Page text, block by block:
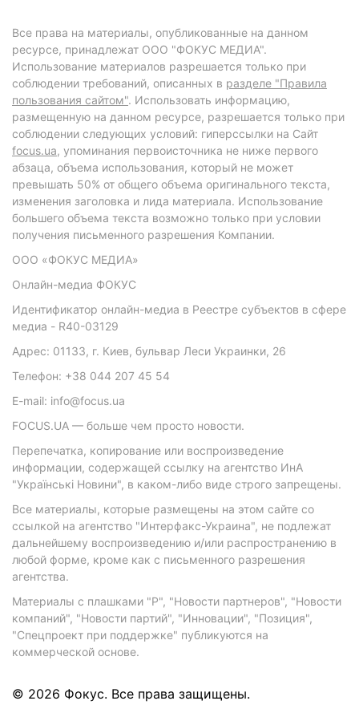
Все права на материалы, опубликованные на данном
ресурсе, принадлежат ООО "ФОКУС МЕДИА".
Использование материалов разрешается только при
соблюдении требований, описанных в разделе "Правила
пользования сайтом". Использовать информацию,
размещенную на данном ресурсе, разрешается только при
соблюдении следующих условий: гиперссылки на Сайт
focus.ua, упоминания первоисточника не ниже первого
абзаца, объема использования, который не может
превышать 50% от общего объема оригинального текста,
изменения заголовка и лида материала. Использование
большего объема текста возможно только при условии
получения письменного разрешения Компании.
ООО «ФОКУС МЕДИА»
Онлайн-медиа ФОКУС
Идентификатор онлайн-медиа в Реестре субъектов в сфере
медиа - R40-03129
Адрес: 01133, г. Киев, бульвар Леси Украинки, 26
Телефон: +38 044 207 45 54
E-mail: info@focus.ua
FOCUS.UA — больше чем просто новости.
Перепечатка, копирование или воспроизведение
информации, содержащей ссылку на агентство ИнА
"Українські Новини", в каком-либо виде строго запрещены.
Все материалы, которые размещены на этом сайте со
ссылкой на агентство "Интерфакс-Украина", не подлежат
дальнейшему воспроизведению и/или распространению в
любой форме, кроме как с письменного разрешения
агентства.
Материалы с плашками "Р", "Новости партнеров", "Новости
компаний", "Новости партий", "Инновации", "Позиция",
"Спецпроект при поддержке" публикуются на
коммерческой основе.
© 2026 Фокус. Все права защищены.